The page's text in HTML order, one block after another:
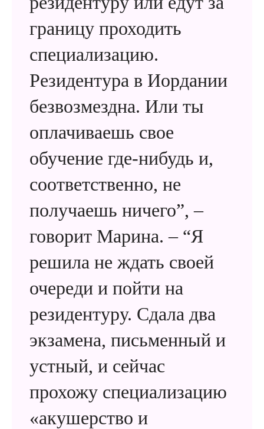
границу проходить
специализацию.
Резидентура в Иордании
безвозмездна. Или ты
оплачиваешь свое
обучение где-нибудь и,
соответственно, не
получаешь ничего”, –
говорит Марина. – “Я
решила не ждать своей
очереди и пойти на
резидентуру. Сдала два
экзамена, письменный и
устный, и сейчас
прохожу специализацию
«акушерство и